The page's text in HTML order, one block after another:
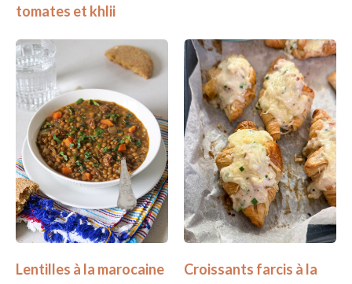
tomates et khlii
Lentilles à la marocaine
Croissants farcis à la